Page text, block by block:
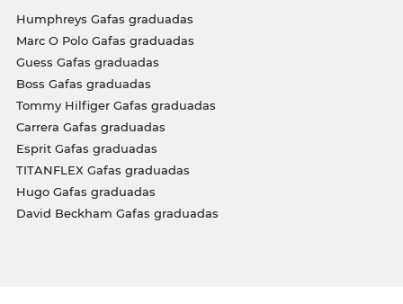
Humphreys Gafas graduadas
Marc O Polo Gafas graduadas
Guess Gafas graduadas
Boss Gafas graduadas
Tommy Hilfiger Gafas graduadas
Carrera Gafas graduadas
Esprit Gafas graduadas
TITANFLEX Gafas graduadas
Hugo Gafas graduadas
David Beckham Gafas graduadas